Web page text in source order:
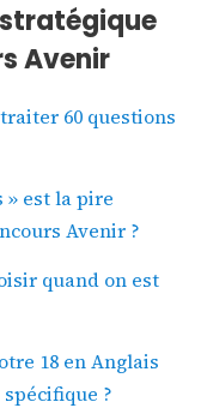
Avenir
60 questions
» est la pire
Avenir ?
quand on est
18 en Anglais
?